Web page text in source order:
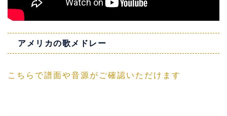
アメリカの歌メドレー
こちらで譜面や音源がご確認いただけます